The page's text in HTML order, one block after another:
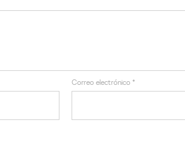
Correo electrónico *